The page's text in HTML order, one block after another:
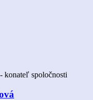
konateľ spoločnosti